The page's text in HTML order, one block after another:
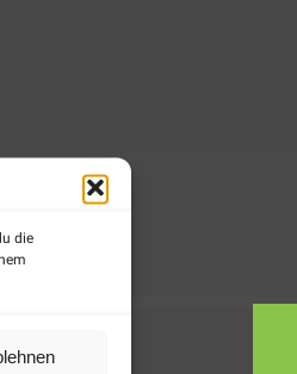
die
Veranstaltungsort